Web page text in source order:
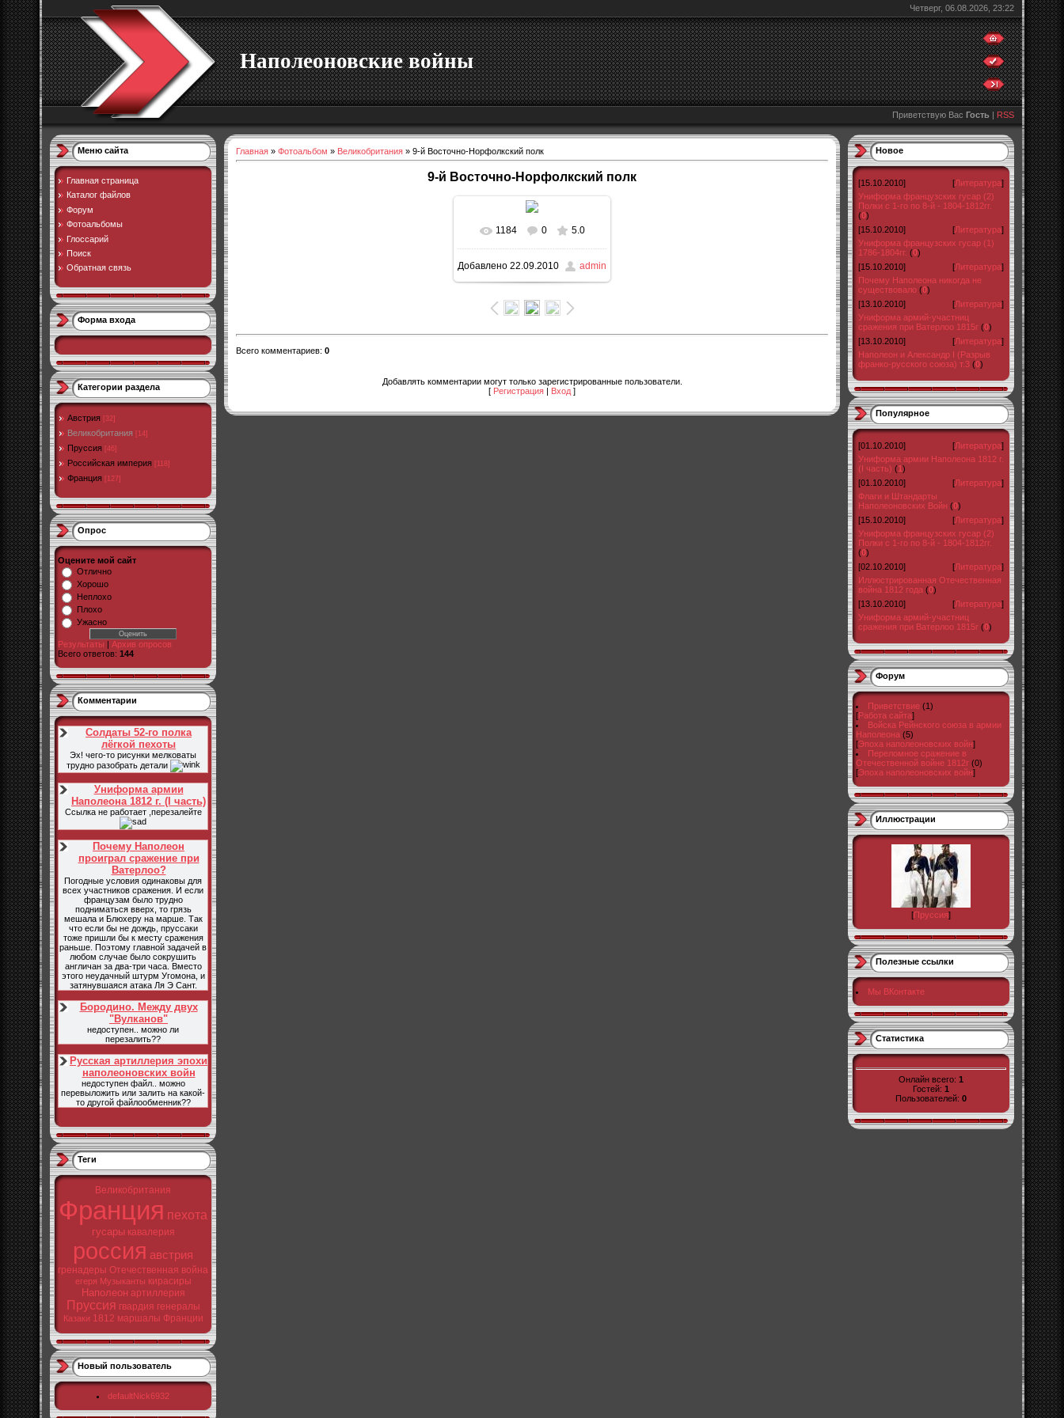
Четверг, 06.08.2026, 23:22
Наполеоновские войны
Приветствую Вас Гость | RSS
Меню сайта
Главная страница
Каталог файлов
Форум
Фотоальбомы
Глоссарий
Поиск
Обратная связь
Форма входа
Категории раздела
Австрия [32]
Великобритания [14]
Пруссия [46]
Российская империя [118]
Франция [127]
Опрос
Оцените мой сайт
Отлично
Хорошо
Неплохо
Плохо
Ужасно
Результаты | Архив опросов
Всего ответов: 144
Комментарии
Солдаты 52-го полка
лёгкой пехоты
Эх! чего-то рисунки мелковаты
трудно разобрать детали
Униформа армии
Наполеона 1812 г. (I часть)
Ссылка не работает ,перезалейте
Почему Наполеон
проиграл сражение при
Ватерлоо?
Погодные условия одинаковы для
всех участников сражения. И если
французам было трудно
подниматься вверх, то грязь
мешала и Блюхеру на марше. Так
что если бы не дождь, пруссаки
тоже пришли бы к месту сражения
раньше. Поэтому главной задачей в
любом случае было сокрушить
англичан за два-три часа. Вместо
этого неудачный штурм Угомона, и
затянувшаяся атака Ля Э Сант.
Бородино. Между двух
"Вулканов"
недоступен.. можно ли
перезалить??
Русская артиллерия эпохи
наполеоновских войн
недоступен файл.. можно
перевыложить или залить на какой-
то другой файлообменник??
Теги
Великобритания
Франция пехота
гусары кавалерия
россия австрия
гренадеры Отечественная война
егеря Музыканты кирасиры
Наполеон артиллерия
Пруссия гвардия генералы
Казаки 1812 маршалы Франции
Новый пользователь
defaultNick6932
Главная » Фотоальбом » Великобритания » 9-й Восточно-Норфолкский полк
9-й Восточно-Норфолкский полк
В реальном размере
447x600/ 40.4Kb
1184 0 5.0
Добавлено 22.09.2010 admin
Всего комментариев: 0
Добавлять комментарии могут только зарегистрированные пользователи.
[ Регистрация | Вход ]
Новое
[15.10.2010] [Литература]
Униформа французских гусар (2)
Полки с 1-го по 8-й - 1804-1812гг.
(0)
[15.10.2010]
[Литература]
Униформа французских гусар (1)
1786-1804гг. (0)
[15.10.2010]
[Литература]
Почему Наполеона никогда не
существовало (0)
[13.10.2010]
[Литература]
Униформа армий-участниц
сражения при Ватерлоо 1815г (0)
[13.10.2010]
[Литература]
Наполеон и Александр I (Разрыв
франко-русского союза) т.3 (0)
Популярное
[01.10.2010] [Литература]
Униформа армии Наполеона 1812 г.
(I часть) (1)
[01.10.2010]
[Литература]
Флаги и Штандарты
Наполеоновских Войн (0)
[15.10.2010]
[Литература]
Униформа французских гусар (2)
Полки с 1-го по 8-й - 1804-1812гг.
(0)
[02.10.2010]
[Литература]
Иллюстрированная Отечественная
война 1812 года (0)
[13.10.2010]
[Литература]
Униформа армий-участниц
сражения при Ватерлоо 1815г (0)
Форум
Приветствие (1)
[Работа сайта]
Войска Рейнского союза в армии
Наполеона (5)
[Эпоха наполеоновских войн]
Переломное сражение в
Отечественной войне 1812г (0)
[Эпоха наполеоновских войн]
Иллюстрации
[Пруссия]
Полезные ссылки
Мы ВКонтакте
Статистика
Онлайн всего: 1
Гостей: 1
Пользователей: 0